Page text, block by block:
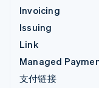
Invoicing
Issuing
Link
Managed
支付链接